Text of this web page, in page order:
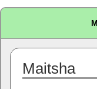
Maitsha